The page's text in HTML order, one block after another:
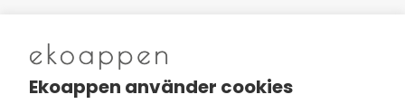
Nytt från Ekoappen
Ekoappen använder cookies